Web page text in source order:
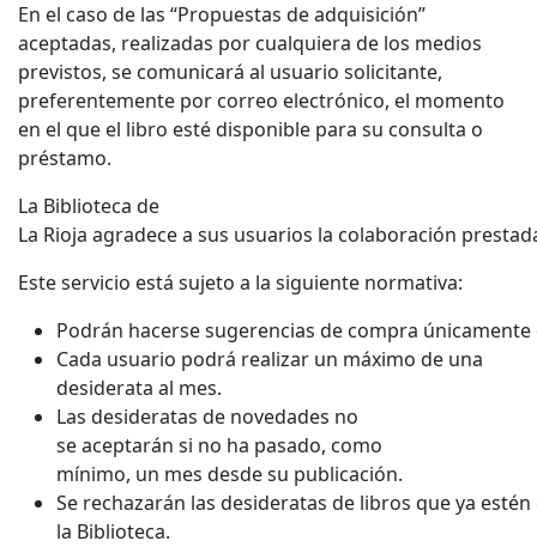
En el caso de las “Propuestas de adquisición”
aceptadas, realizadas por cualquiera de los medios
previstos, se comunicará al usuario solicitante,
preferentemente por correo electrónico, el momento
en el que el libro esté disponible para su consulta o
préstamo.
La Biblioteca de
La Rioja agradece a sus usuarios la colaboración
Este servicio está sujeto a la siguiente normativa:
Podrán hacerse sugerencias de compra
Cada usuario podrá realizar un máximo de una
desiderata al mes.
Las desideratas de novedades no
se aceptarán si no ha pasado, como
mínimo, un mes desde su publicación.
Se rechazarán las desideratas de libros que ya
la Biblioteca.